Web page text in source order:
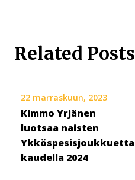
Related Posts
22 marraskuun, 2023
Kimmo Yrjänen
luotsaa naisten
Ykköspesisjoukkuetta
kaudella 2024